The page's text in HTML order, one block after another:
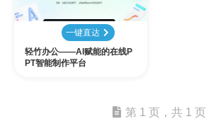
一键直达
轻竹办公——AI赋能的在线P
PT智能制作平台
第 1 页，共 1 页